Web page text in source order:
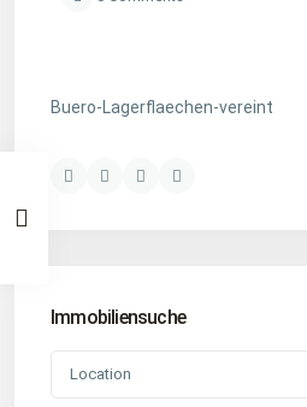
Buero-Lagerflaechen-vereint
Immobiliensuche